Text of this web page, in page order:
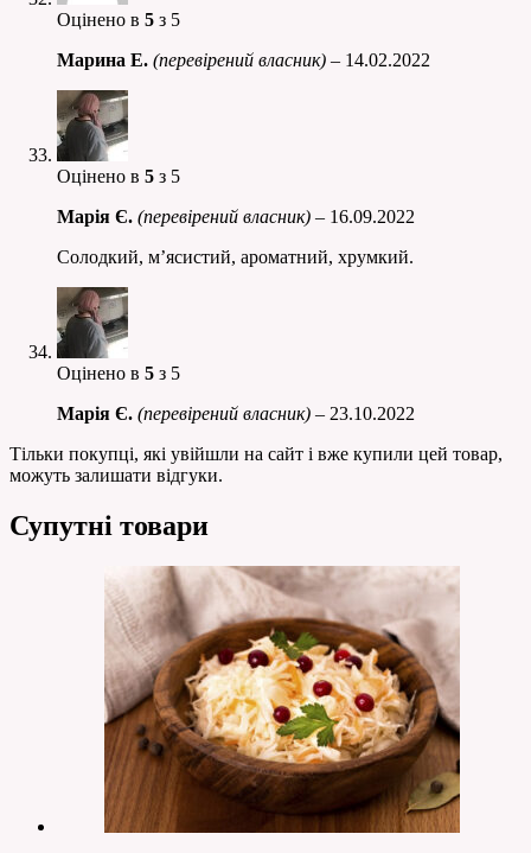
Оцінено в 5 з 5
Марина Е. (перевірений власник) – 14.02.2022
Оцінено в 5 з 5
Марія Є. (перевірений власник) – 16.09.2022
Солодкий, м’ясистий, ароматний, хрумкий.
Оцінено в 5 з 5
Марія Є. (перевірений власник) – 23.10.2022
Тільки покупці, які увійшли на сайт і вже купили цей товар,
можуть залишати відгуки.
Супутні товари